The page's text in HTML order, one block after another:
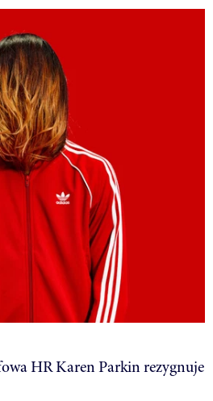
HR Karen Parkin rezygnuje